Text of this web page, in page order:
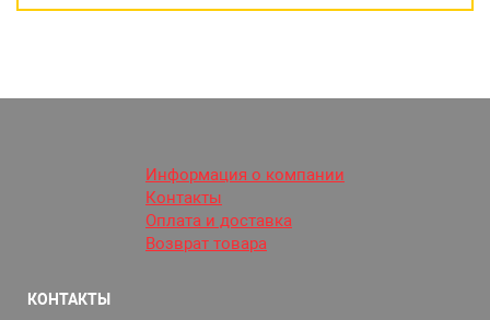
Информация о компании
Контакты
Оплата и доставка
Возврат товара
КОНТАКТЫ